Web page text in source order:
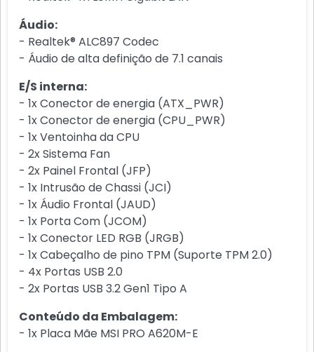
Áudio:
- Realtek® ALC897 Codec
- Áudio de alta definição de 7.1 canais
E/S interna:
- 1x Conector de energia (ATX_PWR)
- 1x Conector de energia (CPU_PWR)
- 1x Ventoinha da CPU
- 2x Sistema Fan
- 2x Painel Frontal (JFP)
- 1x Intrusão de Chassi (JCI)
- 1x Áudio Frontal (JAUD)
- 1x Porta Com (JCOM)
- 1x Conector LED RGB (JRGB)
- 1x Cabeçalho de pino TPM (Suporte TPM 2.0)
- 4x Portas USB 2.0
- 2x Portas USB 3.2 Gen1 Tipo A
Conteúdo da Embalagem:
- 1x Placa Mãe MSI PRO A620M-E